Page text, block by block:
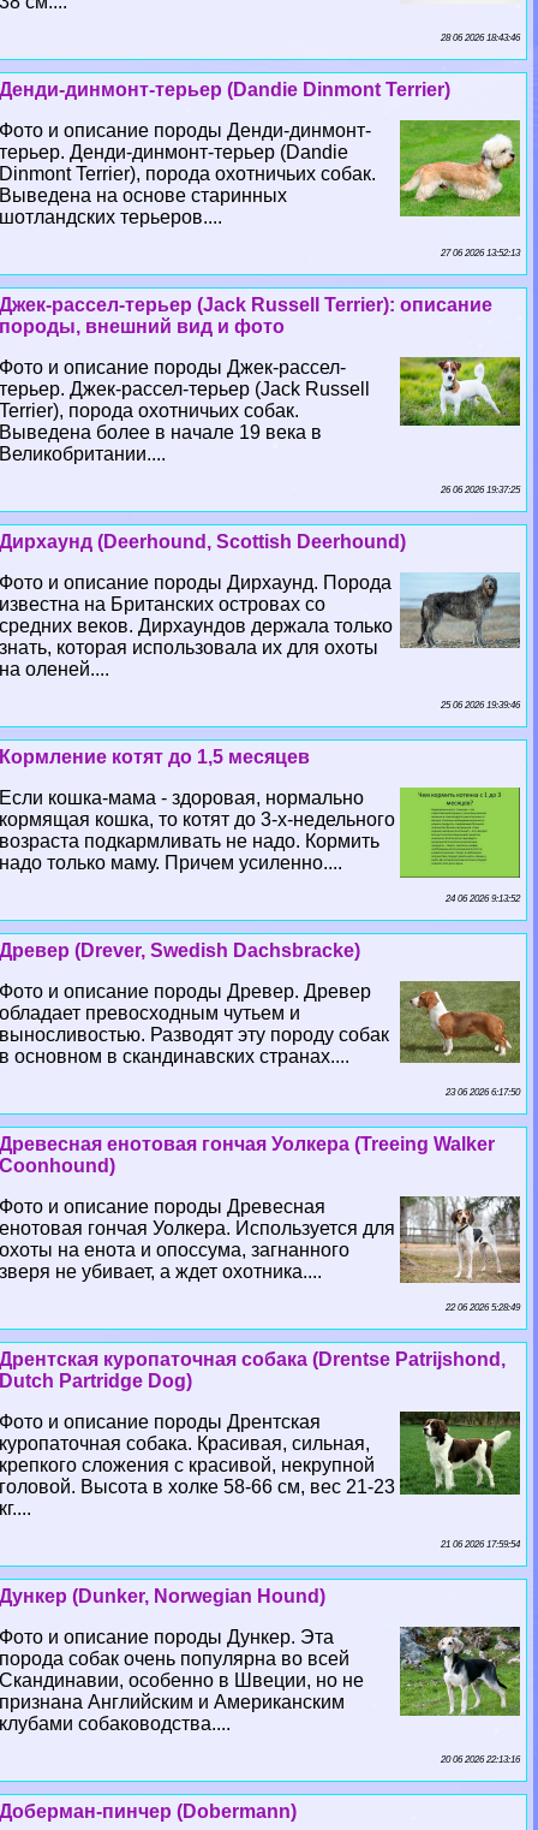
28 06 2026 18:43:46
Денди-динмонт-терьер (Dandie Dinmont Terrier)
Фото и описание породы Денди-динмонт-
терьер. Денди-динмонт-терьер (Dandie
Dinmont Terrier), порода охотничьих собак.
Выведена на основе старинных
шотландских терьеров....
27 06 2026 13:52:13
Джек-рассел-терьер (Jack Russell Terrier): описание
породы, внешний вид и фото
Фото и описание породы Джек-рассел-
терьер. Джек-рассел-терьер (Jack Russell
Terrier), порода охотничьих собак.
Выведена более в начале 19 века в
Великобритании....
26 06 2026 19:37:25
Дирхаунд (Deerhound, Scottish Deerhound)
Фото и описание породы Дирхаунд. Порода
известна на Британских островах со
средних веков. Дирхаундов держала только
знать, которая использовала их для охоты
на оленей....
25 06 2026 19:39:46
Кормление котят до 1,5 месяцев
Если кошка-мама - здоровая, нормально
кормящая кошка, то котят до 3-х-недельного
возраста подкармливать не надо. Кормить
надо только маму. Причем усиленно....
24 06 2026 9:13:52
Древер (Drever, Swedish Dachsbracke)
Фото и описание породы Древер. Древер
обладает превосходным чутьем и
выносливостью. Разводят эту породу собак
в основном в скандинавских странах....
23 06 2026 6:17:50
Древесная енотовая гончая Уолкера (Treeing Walker
Coonhound)
Фото и описание породы Древесная
енотовая гончая Уолкера. Используется для
охоты на енота и опоссума, загнанного
зверя не убивает, а ждет охотника....
22 06 2026 5:28:49
Дрентская куропаточная собака (Drentse Patrijshond,
Dutch Partridge Dog)
Фото и описание породы Дрентская
куропаточная собака. Красивая, сильная,
крепкого сложения с красивой, некрупной
головой. Высота в холке 58-66 см, вес 21-23
кг....
21 06 2026 17:59:54
Дункер (Dunker, Norwegian Hound)
Фото и описание породы Дункер. Эта
порода собак очень популярна во всей
Скандинавии, особенно в Швеции, но не
признана Английским и Американским
клубами собаководства....
20 06 2026 22:13:16
Доберман-пинчер (Dobermann)